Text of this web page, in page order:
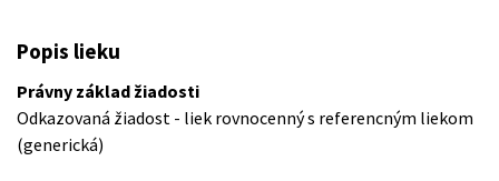
Popis lieku
Právny základ žiadosti
Odkazovaná žiadost - liek rovnocenný s referencným liekom
(generická)